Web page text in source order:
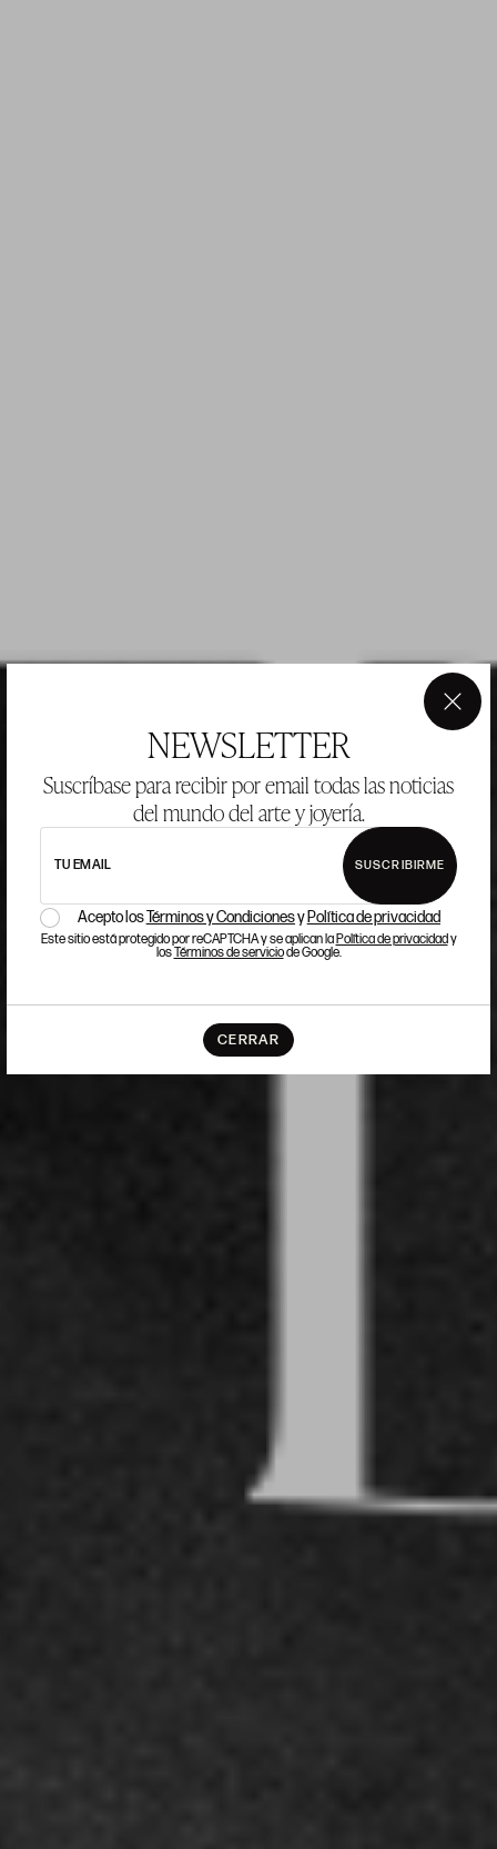
NEWSLETTER
Suscríbase para recibir por email todas las noticias
del mundo del arte y joyería.
TU EMAIL SUSCRIBIRME
Acepto losTérminos y Condicionesy Política de privacidad
Este sitio está protegido por reCAPTCHA y se aplican laPolítica de privacidady
losTérminos de serviciode Google.
CERRAR
×